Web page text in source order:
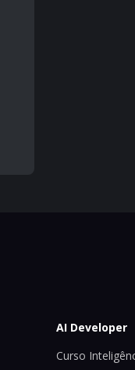
AI Developer
Curso